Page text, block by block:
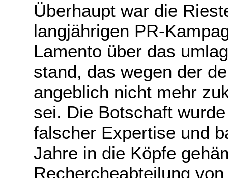
Überhaupt war die
langjährigen PR-
Lamento über das
stand, das wegen der
angeblich nicht mehr
sei. Die Botschaft
falscher Expertise und
Jahre in die Köpfe
Rechercheabteilung